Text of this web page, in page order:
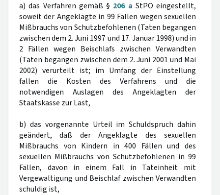
a) das Verfahren gemäß § 206 a StPO eingestellt,
soweit der Angeklagte in 99 Fällen wegen sexuellen
Mißbrauchs von Schutzbefohlenen (Taten begangen
zwischen dem 2. Juni 1997 und 17. Januar 1998) und in
2 Fällen wegen Beischlafs zwischen Verwandten
(Taten begangen zwischen dem 2. Juni 2001 und Mai
2002) verurteilt ist; im Umfang der Einstellung
fallen die Kosten des Verfahrens und die
notwendigen Auslagen des Angeklagten der
Staatskasse zur Last,
b) das vorgenannte Urteil im Schuldspruch dahin
geändert, daß der Angeklagte des sexuellen
Mißbrauchs von Kindern in 400 Fällen und des
sexuellen Mißbrauchs von Schutzbefohlenen in 99
Fällen, davon in einem Fall in Tateinheit mit
Vergewaltigung und Beischlaf zwischen Verwandten
schuldig ist,